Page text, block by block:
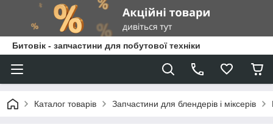
Битовік - запчастини для побутової техніки
Каталог товарів Запчастини для блендерів і міксерів